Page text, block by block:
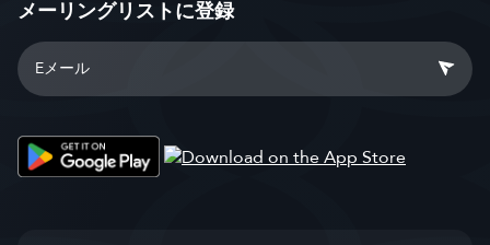
メーリングリストに登録